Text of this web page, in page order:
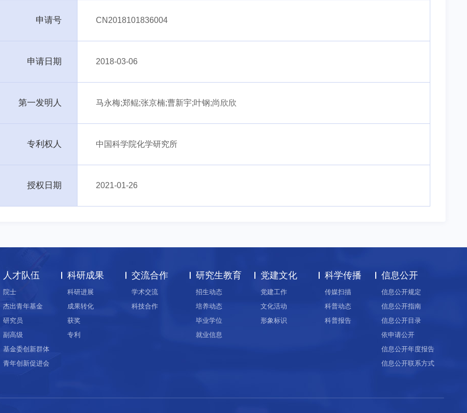
申请号 CN2018101836004
申请日期 2018-03-06
第一发明人 马永梅;郑鲲;张京楠;曹新宇;叶钢;尚欣欣
专利权人 中国科学院化学研究所
授权日期 2021-01-26
人才队伍
院士
杰出青年基金
研究员
副高级
基金委创新群体
青年创新促进会
科研成果
科研进展
成果转化
获奖
专利
交流合作
学术交流
科技合作
研究生教育
招生动态
培养动态
毕业学位
就业信息
党建文化
党建工作
文化活动
形象标识
科学传播
传媒扫描
科普动态
科普报告
信息公开
信息公开规定
信息公开指南
信息公开目录
依申请公开
信息公开年度报告
信息公开联系方式